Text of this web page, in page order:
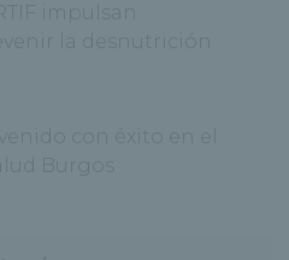
impulsan
la desnutrición
con éxito en el
Burgos